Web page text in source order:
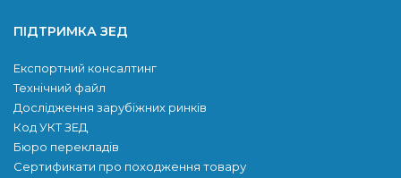
ПІДТРИМКА ЗЕД
Експортний консалтинг
Технічний файл
Дослідження зарубіжних ринків
Код УКТ ЗЕД
Бюро перекладів
Сертификати про походження товару